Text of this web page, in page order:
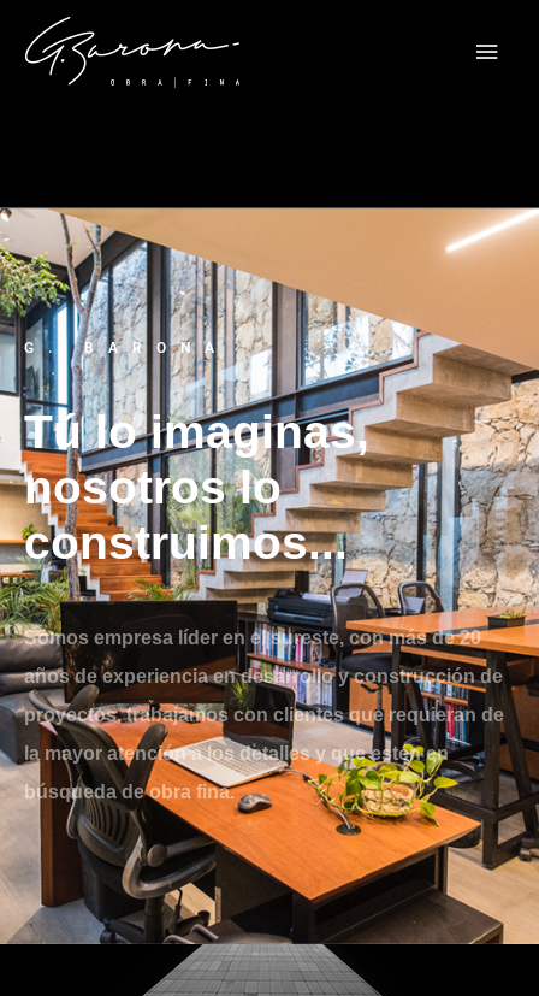
G. BARONA
Tú lo imaginas,
nosotros lo
construimos...
Somos empresa líder en el sureste, con más de 20
años de experiencia en desarrollo y construcción de
proyectos, trabajamos con clientes que requieran de
la mayor atención a los detalles y que estén en
búsqueda de obra fina.